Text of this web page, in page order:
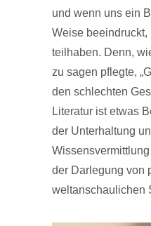
und wenn uns ein
Weise
teilhaben. Denn,
zu sagen pflegte,
den schlechten
Literatur ist etwas
der Unterhaltung
der Darlegung von
weltanschaulichen